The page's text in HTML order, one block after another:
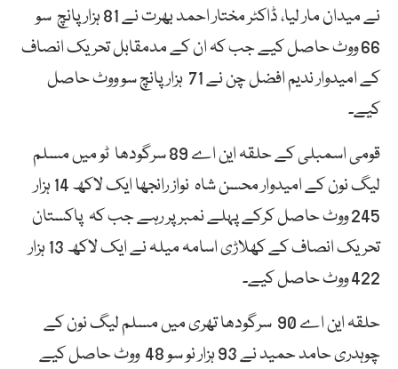
نے میدان مار لیا، ڈاکٹر مختار احمد بھرت نے 81 ہزار پانچ سو
66 ووٹ حاصل کیے جب کہ ان کے مدمقابل تحریک انصاف
کے امیدوار ندیم افضل چن نے 71 ہزار پانچ سو ووٹ حاصل
کیے۔
قومی اسمبلی کے حلقہ این اے 89 سرگودھا ٹو میں مسلم
لیگ نون کے امیدوار محسن شاہ نواز رانجھا ایک لاکھ 14 ہزار
245 ووٹ حاصل کرکے پہلے نمبر پر رہے جب کہ پاکستان
تحریک انصاف کے کھلاڑی اسامہ میلہ نے ایک لاکھ 13 ہزار
422 ووٹ حاصل کیے۔
حلقہ این اے 90 سرگودھا تھری میں مسلم لیگ نون کے
چوہدری حامد حمید نے 93 ہزار نو سو 48 ووٹ حاصل کیے